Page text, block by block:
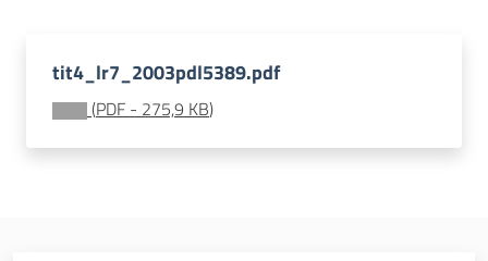
tit4_lr7_2003pdl5389.pdf
(PDF - 275,9 KB)